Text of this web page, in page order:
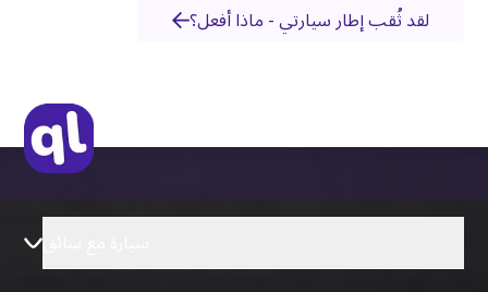
لقد ثُقب إطار سيارتي - ماذا أفعل؟